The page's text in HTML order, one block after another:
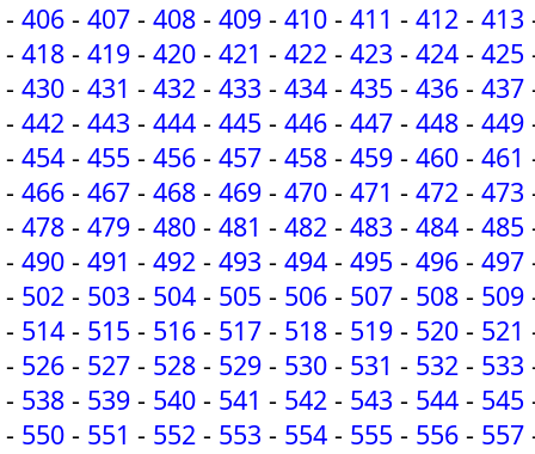
- 406 - 407 - 408 - 409 - 410 - 411 - 412 - 413
- 418 - 419 - 420 - 421 - 422 - 423 - 424 - 425
- 430 - 431 - 432 - 433 - 434 - 435 - 436 - 437
- 442 - 443 - 444 - 445 - 446 - 447 - 448 - 449
- 454 - 455 - 456 - 457 - 458 - 459 - 460 - 461
- 466 - 467 - 468 - 469 - 470 - 471 - 472 - 473
- 478 - 479 - 480 - 481 - 482 - 483 - 484 - 485
- 490 - 491 - 492 - 493 - 494 - 495 - 496 - 497
- 502 - 503 - 504 - 505 - 506 - 507 - 508 - 509
- 514 - 515 - 516 - 517 - 518 - 519 - 520 - 521
- 526 - 527 - 528 - 529 - 530 - 531 - 532 - 533
- 538 - 539 - 540 - 541 - 542 - 543 - 544 - 545
- 550 - 551 - 552 - 553 - 554 - 555 - 556 - 557